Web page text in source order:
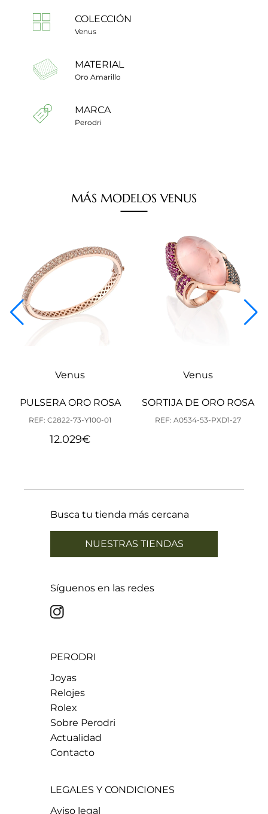
COLECCIÓN
Venus
MATERIAL
Oro Amarillo
MARCA
Perodri
MÁS MODELOS VENUS
Venus
PULSERA ORO ROSA
REF: C2822-73-Y100-01
12.029€
Venus
SORTIJA DE ORO ROSA
REF: A0534-53-PXD1-27
Busca tu tienda más cercana
NUESTRAS TIENDAS
Síguenos en las redes
PERODRI
Joyas
Relojes
Rolex
Sobre Perodri
Actualidad
Contacto
LEGALES Y CONDICIONES
Aviso legal